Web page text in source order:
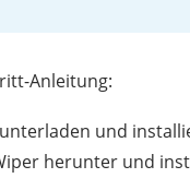
Anleitung:
und
herunter und